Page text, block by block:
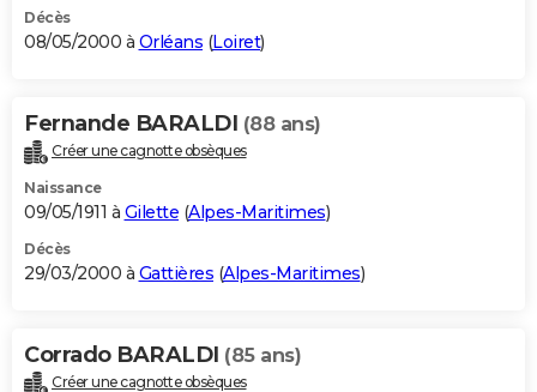
Décès
08/05/2000 à Orléans (Loiret)
Fernande BARALDI (88 ans)
Créer une cagnotte obsèques
Naissance
09/05/1911 à Gilette (Alpes-Maritimes)
Décès
29/03/2000 à Gattières (Alpes-Maritimes)
Corrado BARALDI (85 ans)
Créer une cagnotte obsèques